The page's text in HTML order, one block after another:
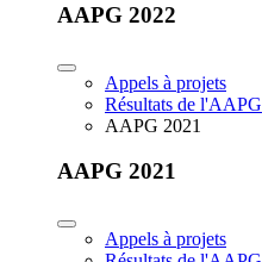
AAPG 2022
Appels à projets
Résultats de l'AAPG
AAPG 2021
AAPG 2021
Appels à projets